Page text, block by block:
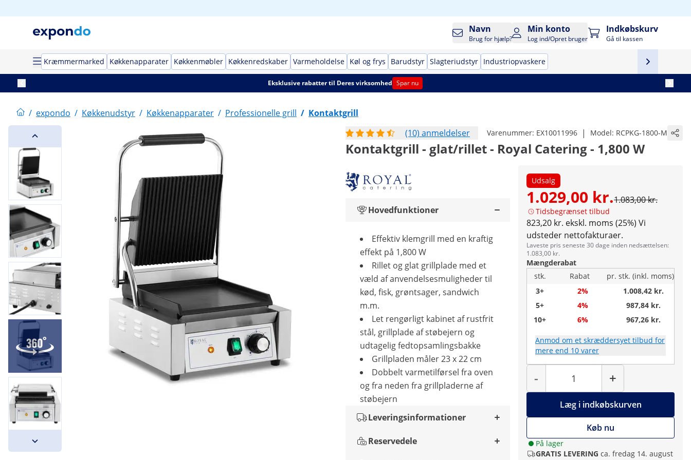
Navn
Brug for hjælp?
Min konto
Log ind/Opret bruger
Indkøbskurv
Gå til kassen
Kræmmermarked Køkkenapparater Køkkenmøbler Køkkenredskaber Varmeholdelse Køl og frys Barudstyr Slagteriudstyr Industriopvaskere
Eksklusive rabatter til Deres virksomhed Spar nu
/ expondo / Køkkenudstyr / Køkkenapparater / Professionelle grill / Kontaktgrill
(10) anmeldelser
Varenummer: EX10011996 | Model: RCPKG-1800-M
Kontaktgrill - glat/rillet - Royal Catering - 1,800 W
Udsalg
1.029,00 kr.1.083,00 kr.
Tidsbegrænset tilbud
823,20 kr. ekskl. moms (25%) Vi
udsteder nettofakturaer.
Laveste pris seneste 30 dage inden nedsættelsen:
1.083,00 kr.
Mængderabat
stk.
Rabat
pr. stk. (inkl. moms)
3+
2%
1.008,42 kr.
5+
4%
987,84 kr.
10+
6% 967,26 kr.
Anmod om et skræddersyet tilbud for
mere end 10 varer
-
Antal
+
Læg i indkøbskurven
Køb nu
På lager
GRATIS LEVERING ca. fredag 14. august
Hovedfunktioner
Effektiv klemgrill med en kraftig
effekt på 1,800 W
Rillet og glat grillplade med et
væld af anvendelsesmuligheder til
kød, fisk, grøntsager, sandwich
m.m.
Let rengørligt kabinet af rustfrit
stål, grillplade af støbejern og
udtagelig fedtopsamlingsbakke
Grillpladen måler 23 x 22 cm
Dobbelt varmetilførsel fra oven
og fra neden fra grillpladerne af
støbejern
Leveringsinformationer
Reservedele